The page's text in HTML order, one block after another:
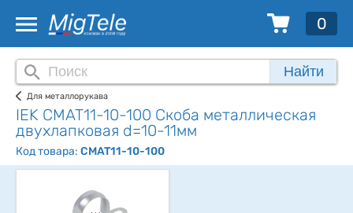
0
Найти
Для металлорукава
IEK CMAT11-10-100 Скоба металлическая
двухлапковая d=10-11мм
Код товара: CMAT11-10-100